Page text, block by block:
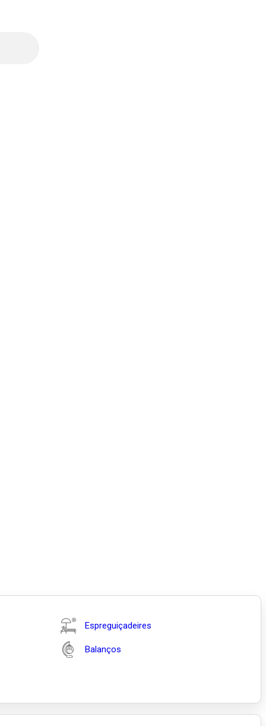
Espreguiçadeires
Balanços